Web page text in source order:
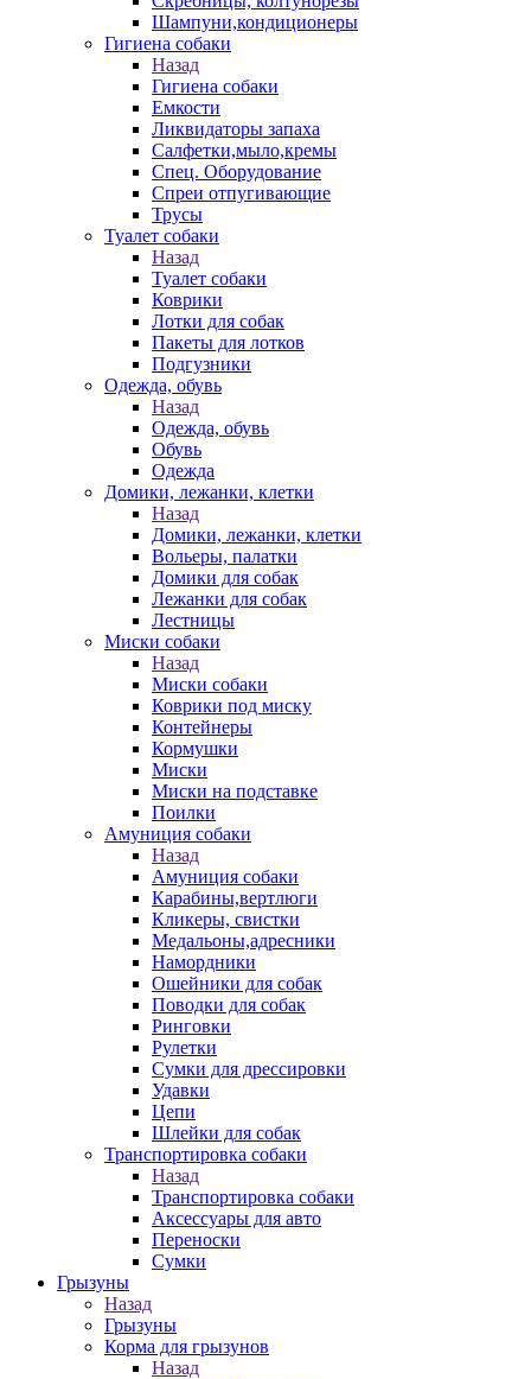
Шампуни,кондиционеры
Гигиена собаки
Назад
Гигиена собаки
Емкости
Ликвидаторы запаха
Салфетки,мыло,кремы
Спец. Оборудование
Спреи отпугивающие
Трусы
Туалет собаки
Назад
Туалет собаки
Коврики
Лотки для собак
Пакеты для лотков
Подгузники
Одежда, обувь
Назад
Одежда, обувь
Обувь
Одежда
Домики, лежанки, клетки
Назад
Домики, лежанки, клетки
Вольеры, палатки
Домики для собак
Лежанки для собак
Лестницы
Миски собаки
Назад
Миски собаки
Коврики под миску
Контейнеры
Кормушки
Миски
Миски на подставке
Поилки
Амуниция собаки
Назад
Амуниция собаки
Карабины,вертлюги
Кликеры, свистки
Медальоны,адресники
Намордники
Ошейники для собак
Поводки для собак
Ринговки
Рулетки
Сумки для дрессировки
Удавки
Цепи
Шлейки для собак
Транспортировка собаки
Назад
Транспортировка собаки
Аксессуары для авто
Переноски
Сумки
Грызуны
Назад
Грызуны
Корма для грызунов
Назад